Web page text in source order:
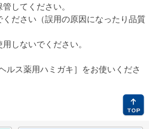
してください。
ください（誤用の原因になったり品質
しないでください。
ス薬用ハミガキ］をお使いくださ